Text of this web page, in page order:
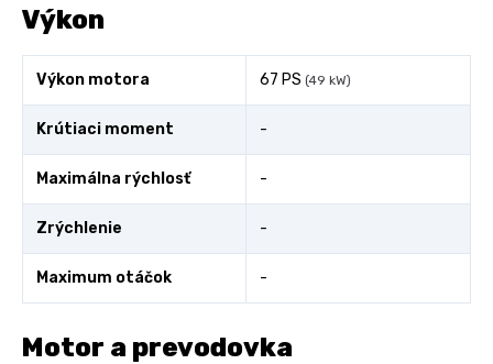
Výkon
Výkon motora 67 PS (49 kW)
Krútiaci moment -
Maximálna rýchlosť -
Zrýchlenie -
Maximum otáčok -
Motor a prevodovka